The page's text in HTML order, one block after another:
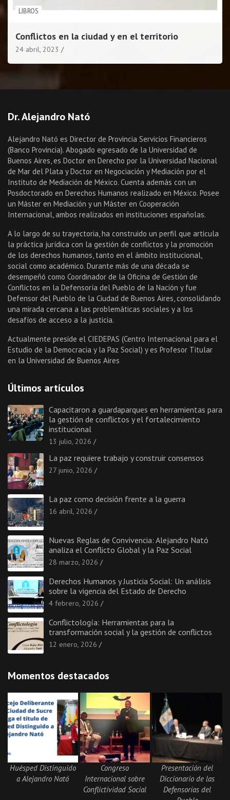
LIBROS
Conflictos en la ciudad y en el territorio
24 abril, 2023
Dr. Alejandro Nató
Alejandro Nató es Director de Provincia Servicios Financieros
(Banco Provincia). Abogado egresado de la Universidad de
Buenos Aires, es Doctor en Derecho por la Universidad Nacional
de Mar del Plata y Doctor en Negociación y Mediación por el
Instituto de Mediación de México. Cuenta además con un
Posdoctorado en Derechos Humanos realizado en México. Posee
un Máster en Mediación y un Máster en Cooperación
Internacional, ambos realizados en instituciones españolas.
A lo largo de su trayectoria, ha construido un perfil que articula
la práctica jurídica con la gestión de conflictos y la promoción
de los derechos humanos, tanto en el ámbito institucional,
social como académico. Durante más de una década se
desempeñó como Coordinador de la Oficina de Gestión de
Conflictos en la Defensoría del Pueblo de la Nación y fue
Defensor del Pueblo de la Ciudad de Buenos Aires, consolidando
una mirada cercana a las problemáticas sociales y a los
desafíos de acceso a la justicia.
Actualmente preside el CIEDEPAS (Centro Internacional para el
Estudio de la Democracia y la Paz Social) y es Profesor Titular
en la Universidad de Buenos Aires
Últimos artículos
Capacitaron a guardaparques en herramientas para
la gestión de conflictos y el fortalecimiento
institucional
13 julio, 2026
La paz requiere trabajo y construir consensos
27 junio, 2026
La paz como decisión frente a la guerra
16 abril, 2026
Nuevas Reglas de Convivencia: Alejandro Nató
analiza el Conflicto Global y la Paz Social
28 marzo, 2026
Derechos Humanos y Justicia Social: Un análisis
sobre la vigencia del Estado de Derecho
4 febrero, 2026
Conflictología: Herramientas para la
transformación social y la gestión de conflictos
12 enero, 2026
Momentos destacados
Huésped Distinguido
a Alejandro Nató
Congreso
Internacional sobre
Conflictividad Social
Presentación del
Diccionario de las
Defensorías del